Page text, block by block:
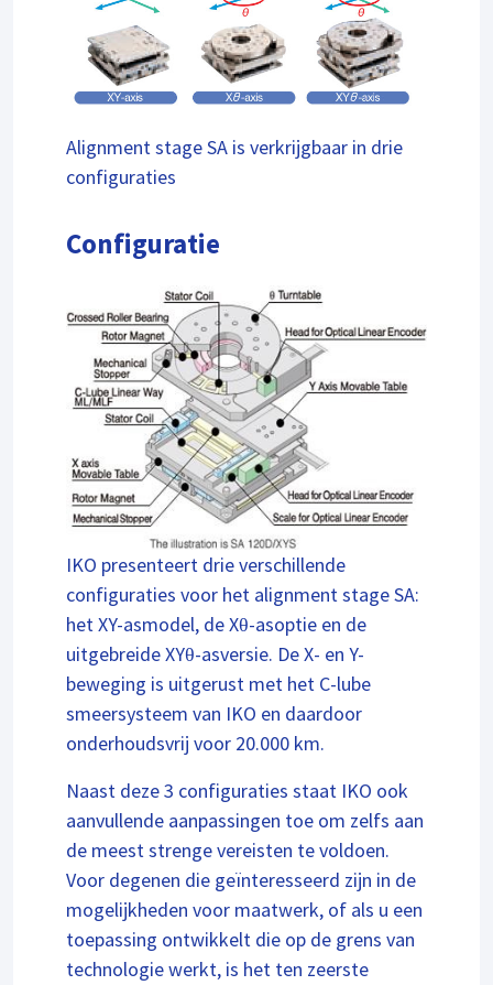
Alignment stage SA is verkrijgbaar in drie
configuraties
Configuratie
IKO presenteert drie verschillende
configuraties voor het alignment stage SA:
het XY-asmodel, de Xθ-asoptie en de
uitgebreide XYθ-asversie. De X- en Y-
beweging is uitgerust met het C-lube
smeersysteem van IKO en daardoor
onderhoudsvrij voor 20.000 km.
Naast deze 3 configuraties staat IKO ook
aanvullende aanpassingen toe om zelfs aan
de meest strenge vereisten te voldoen.
Voor degenen die geïnteresseerd zijn in de
mogelijkheden voor maatwerk, of als u een
toepassing ontwikkelt die op de grens van
technologie werkt, is het ten zeerste